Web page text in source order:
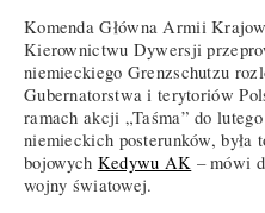
Komenda Główna Armii
Kierownictwu Dywersji
niemieckiego Grenzschutzu
Gubernatorstwa i terytoriów
ramach akcji „Taśma” do
niemieckich posterunków,
bojowych Kedywu AK – mówi
wojny światowej.